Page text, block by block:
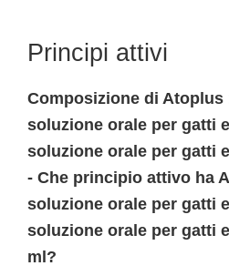
Principi attivi
Composizione di Atoplus
soluzione orale per gatti
soluzione orale per gatti
- Che principio attivo ha
soluzione orale per gatti
soluzione orale per gatti
ml?